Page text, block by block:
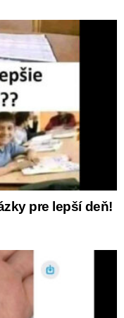
pre lepší deň!